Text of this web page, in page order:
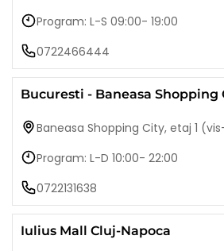
Program: L-S 09:00- 19:00
0722466444
Bucuresti - Baneasa Shopping
Baneasa Shopping City, etaj 1
Program: L-D 10:00- 22:00
0722131638
Iulius Mall Cluj-Napoca